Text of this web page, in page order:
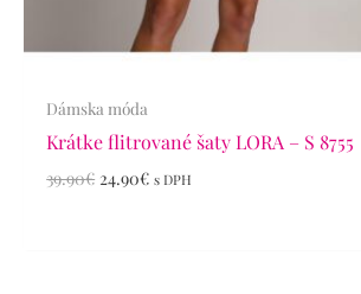
Dámska móda
Krátke flitrované šaty LORA – S 8755
39.90€ 24.90€ s DPH